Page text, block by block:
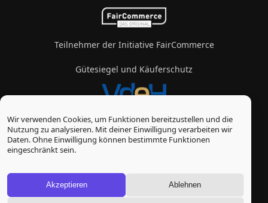
Wir verwenden Cookies, um Funktionen bereitzustellen und die
Nutzung zu analysieren. Mit deiner Einwilligung verarbeiten wir
Daten. Ohne Einwilligung können bestimmte Funktionen
eingeschränkt sein.
Akzeptieren Ablehnen
Teilnehmer der Initiative FairCommerce
Gütesiegel und Käuferschutz
Mitglied im Verband des eZigarettenhandels
© Vape-Laden 2026
Versandkosten , wenn nicht anders beschrieben